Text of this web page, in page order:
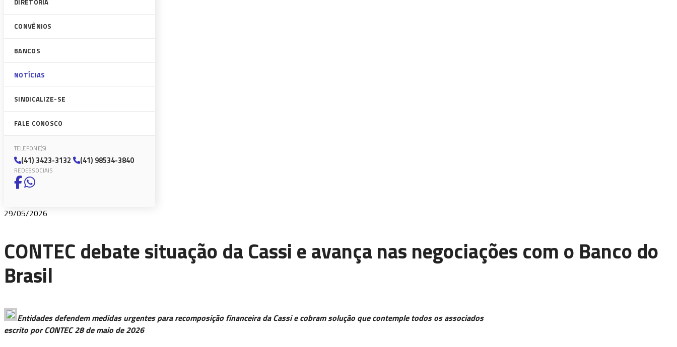
DIRETORIA
CONVÊNIOS
BANCOS
NOTÍCIAS
SINDICALIZE-SE
FALE CONOSCO
TELEFONE(S)
(41) 3423-3132 (41) 98534-3840
REDES SOCIAIS
29/05/2026
CONTEC debate situação da Cassi e avança nas negociações com o Banco do
Brasil
Entidades defendem medidas urgentes para recomposição financeira da Cassi e cobram solução que contemple todos os associados
escrito por CONTEC 28 de maio de 2026